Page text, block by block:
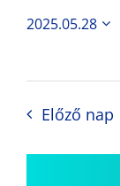
2025.05.28
Előző nap